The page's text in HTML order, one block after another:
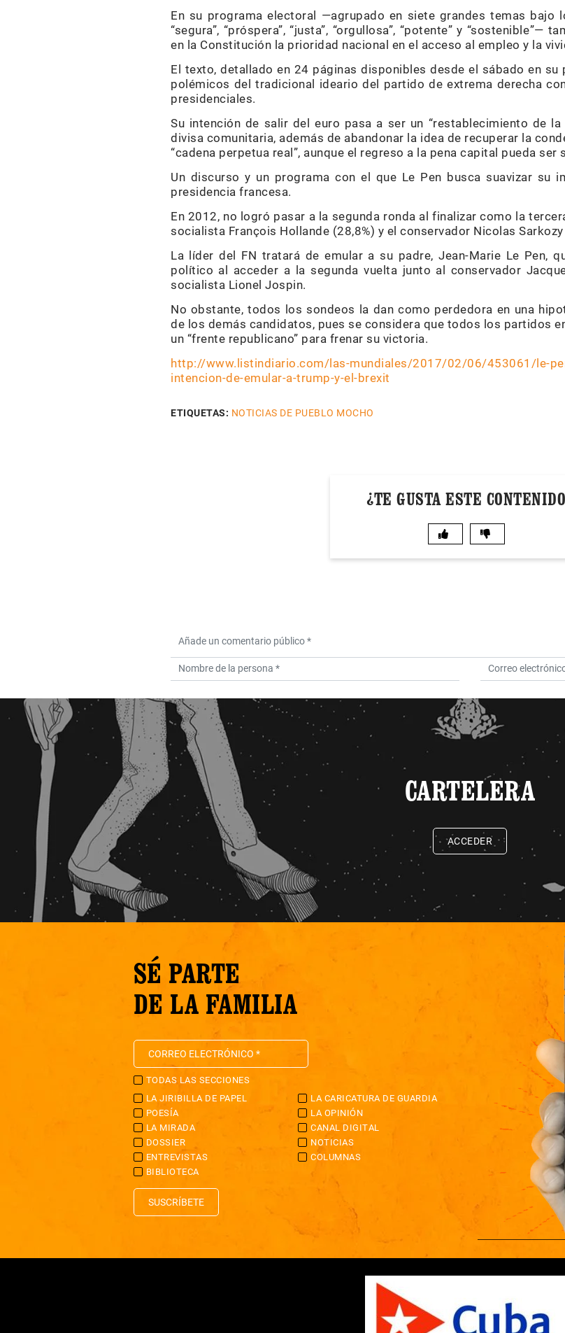
En su programa electoral —agrupado en siete grandes temas bajo
“segura”, “próspera”, “justa”, “orgullosa”, “potente” y
en la Constitución la prioridad nacional en el acceso al empleo y la
El texto, detallado en 24 páginas disponibles desde el sábado en
polémicos del tradicional ideario del partido de extrema derecha
presidenciales.
Su intención de salir del euro pasa a ser un “restablecimiento de la
divisa comunitaria, además de abandonar la idea de recuperar la
“cadena perpetua real”, aunque el regreso a la pena capital pueda
Un discurso y un programa con el que Le Pen busca suavizar su
presidencia francesa.
En 2012, no logró pasar a la segunda ronda al finalizar como la
socialista François Hollande (28,8%) y el conservador Nicolas Sarkozy
La líder del FN tratará de emular a su padre, Jean-Marie Le Pen,
político al acceder a la segunda vuelta junto al conservador
socialista Lionel Jospin.
No obstante, todos los sondeos la dan como perdedora en una
de los demás candidatos, pues se considera que todos los partidos
un “frente republicano” para frenar su victoria.
http://www.listindiario.com/las-mundiales/2017/02/06/453061/le-
intencion-de-emular-a-trump-y-el-brexit
ETIQUETAS: NOTICIAS DE PUEBLO MOCHO
¿TE GUSTA ESTE
CARTELERA
ACCEDER
SÉ PARTE
DE LA FAMILIA
TODAS LAS SECCIONES
LA JIRIBILLA DE PAPEL
LA CARICATURA DE GUARDIA
POESÍA
LA OPINIÓN
LA MIRADA
CANAL DIGITAL
DOSSIER
NOTICIAS
ENTREVISTAS
COLUMNAS
BIBLIOTECA
SUSCRÍBETE